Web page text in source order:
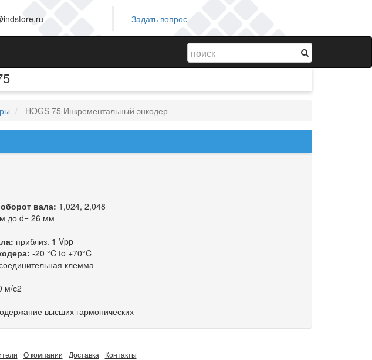
Задать вопрос
HOGS 75 Инкрементальный энкодер
вала: 1,024, 2,048
до d= 26 мм
приблиз. 1 Vpp
-20 °C to +70°C
клемма
м/с2
высших гармонических
О компании Доставка Контакты